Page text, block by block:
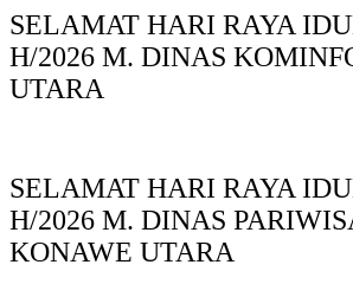
SELAMAT HARI RAYA
H/2026 M. DINAS
UTARA
SELAMAT HARI RAYA
H/2026 M. DINAS
KONAWE UTARA